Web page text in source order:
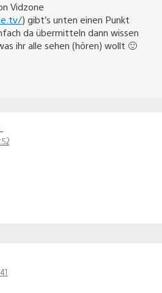
Vidzone
) gibt’s unten einen Punkt
da übermitteln dann wissen
ihr alle sehen (hören) wollt 🙂